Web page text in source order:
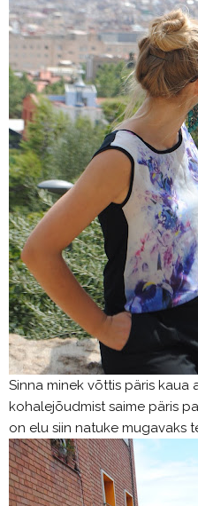
Sinna minek võttis päris kaua
kohalejõudmist saime päris
on elu siin natuke mugavaks